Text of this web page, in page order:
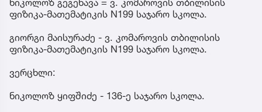
ფიზიკა-მათემატიკის N199 საჯარო სკოლა.
გიორგი მაისურაძე - ვ. კომაროვის თბილისის
ფიზიკა-მათემატიკის N199 საჯარო სკოლა.
ვერცხლი:
ნიკოლოზ ყიფშიძე - 136-ე საჯარო სკოლა.